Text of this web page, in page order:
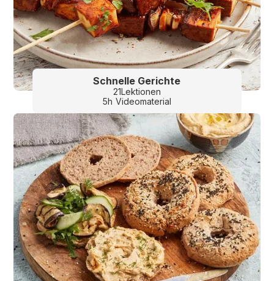
Schnelle Gerichte
21Lektionen
5h Videomaterial